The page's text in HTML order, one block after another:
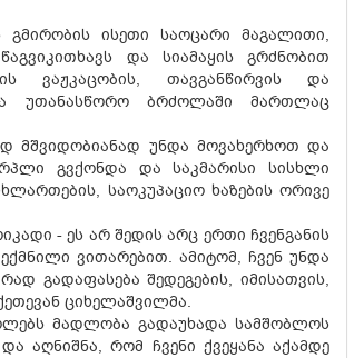
გმირობის ისეთი საოცარი მაგალითი,
და სიამაყის გრძნობით
ვაჟკაცობის, თავგანწირვის და
უთანასწორო ბრძოლაში მართლაც
მშვიდობიანად უნდა მოვახერხოთ და
გვქონდა და საკმარისი სისხლი
საოკუპაციო ხაზების ორივე
- ეს არ შედის არც ერთი ჩვენგანის
ვითარებით. ამიტომ, ჩვენ უნდა
გადაფასება შედეგების, იმისათვის,
ციხელაშვილმა.
მადლობა გადაუხადა სამშობლოს
აღნიშნა, რომ ჩვენი ქვეყანა აქამდე